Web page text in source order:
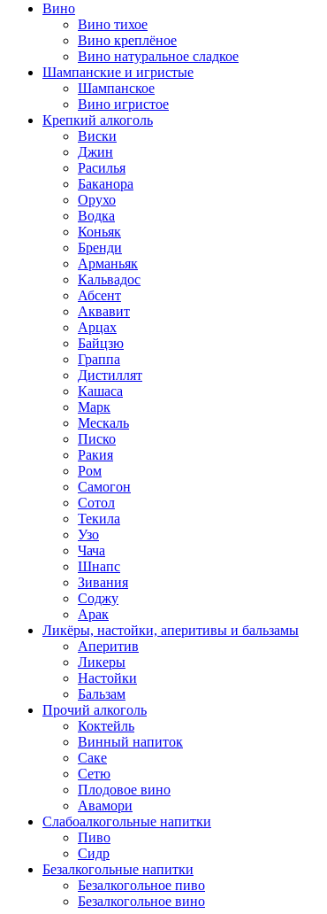
Вино
Вино тихое
Вино креплёное
Вино натуральное сладкое
Шампанские и игристые
Шампанское
Вино игристое
Крепкий алкоголь
Виски
Джин
Расилья
Баканора
Орухо
Водка
Коньяк
Бренди
Арманьяк
Кальвадос
Абсент
Аквавит
Арцах
Байцзю
Граппа
Дистиллят
Кашаса
Марк
Мескаль
Писко
Ракия
Ром
Самогон
Сотол
Текила
Узо
Чача
Шнапс
Зивания
Соджу
Арак
Ликёры, настойки, аперитивы и бальзамы
Аперитив
Ликеры
Настойки
Бальзам
Прочий алкоголь
Коктейль
Винный напиток
Саке
Сетю
Плодовое вино
Авамори
Слабоалкогольные напитки
Пиво
Сидр
Безалкогольные напитки
Безалкогольное пиво
Безалкогольное вино